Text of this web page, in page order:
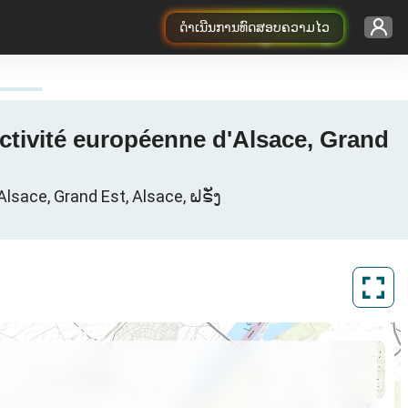
ດຳເນີນການທົດສອບຄວາມໄວ
européenne d'Alsace, Grand
Grand Est, Alsace, ຝຣັ່ງ